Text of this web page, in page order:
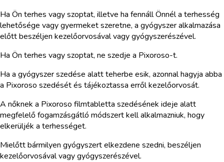
Ha Ön terhes vagy szoptat, illetve ha fennáll Önnél a terhesség
lehetősége vagy gyermeket szeretne, a gyógyszer alkalmazása
előtt beszéljen kezelőorvosával vagy gyógyszerészével.
Ha Ön terhes vagy szoptat, ne szedje a Pixoroso-t.
Ha a gyógyszer szedése alatt teherbe esik, azonnal hagyja abba
a Pixoroso szedését és tájékoztassa erről kezelőorvosát.
A nőknek a Pixoroso filmtabletta szedésének ideje alatt
megfelelő fogamzásgátló módszert kell alkalmazniuk, hogy
elkerüljék a terhességet.
Mielőtt bármilyen gyógyszert elkezdene szedni, beszéljen
kezelőorvosával vagy gyógyszerészével.